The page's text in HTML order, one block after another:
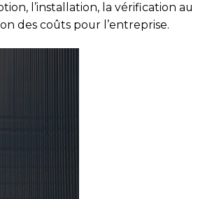
l’installation, la vérification au
des coûts pour l’entreprise.